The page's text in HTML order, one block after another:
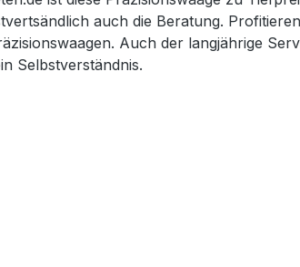
auch die Beratung.
Auch der langjährige
Selbstverständnis.